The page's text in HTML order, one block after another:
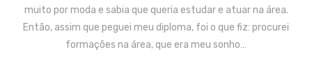
muito por moda e sabia que queria estudar e atuar na área.
Então, assim que peguei meu diploma, foi o que fiz: procurei
formações na área, que era meu sonho…